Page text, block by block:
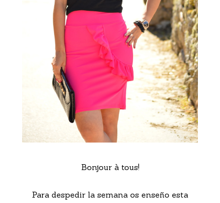
Bonjour à tous!
Para despedir la semana os enseño esta